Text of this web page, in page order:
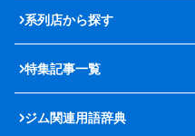
系列店から探す
特集記事一覧
ジム関連用語辞典